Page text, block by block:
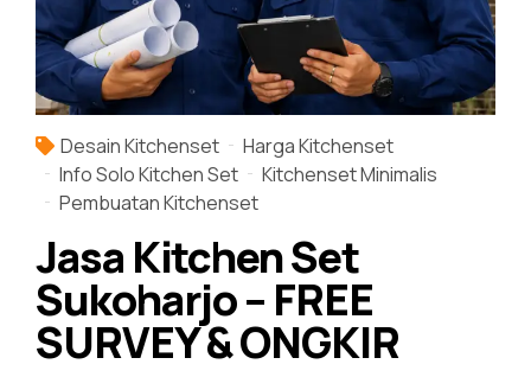
Desain Kitchenset
Harga Kitchenset
Info Solo Kitchen Set
Kitchenset Minimalis
Pembuatan Kitchenset
Jasa Kitchen Set
Sukoharjo – FREE
SURVEY & ONGKIR